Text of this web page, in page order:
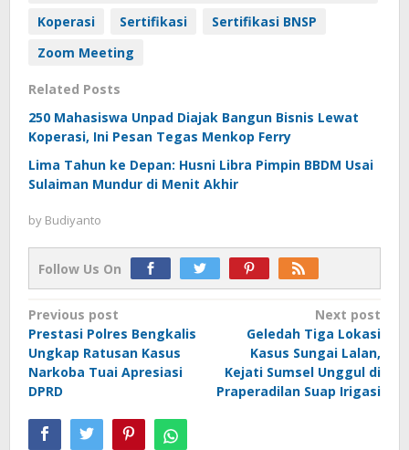
Koperasi
Sertifikasi
Sertifikasi BNSP
Zoom Meeting
Related Posts
250 Mahasiswa Unpad Diajak Bangun Bisnis Lewat
Koperasi, Ini Pesan Tegas Menkop Ferry
Lima Tahun ke Depan: Husni Libra Pimpin BBDM Usai
Sulaiman Mundur di Menit Akhir
by Budiyanto
Follow Us On
Post
navigation
Previous post
Prestasi Polres Bengkalis
Ungkap Ratusan Kasus
Narkoba Tuai Apresiasi
DPRD
Next post
Geledah Tiga Lokasi
Kasus Sungai Lalan,
Kejati Sumsel Unggul di
Praperadilan Suap Irigasi